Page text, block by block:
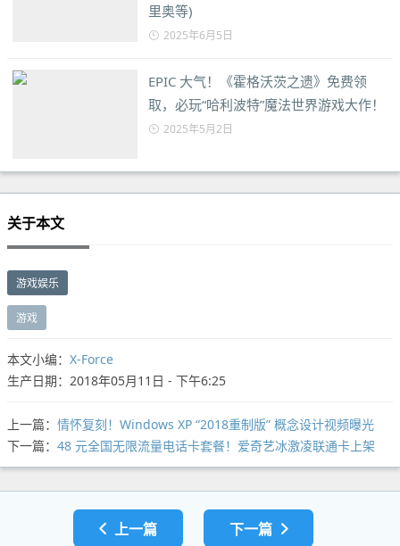
里奥等)
2025年6月5日
EPIC 大气！《霍格沃茨之遗》免费领
取，必玩“哈利波特”魔法世界游戏大作！
2025年5月2日
关于本文
游戏娱乐
游戏
本文小编： X-Force
生产日期：2018年05月11日 - 下午6:25
上一篇： 情怀复刻！Windows XP “2018重制版” 概念设计视频曝光
下一篇： 48 元全国无限流量电话卡套餐！爱奇艺冰激凌联通卡上架
上一篇 下一篇